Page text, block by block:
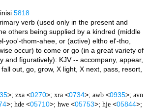
5818
verb (used only in the present and
others being supplied by a kindred (middle
yoo'-thom-ahee, or (active) eltho el'-tho,
occur) to come or go (in a great variety of
and figuratively): KJV -- accompany, appear,
out, go, grow, X light, X next, pass, resort,
>; zxa <0270>; xra <0734>; awb <0935>; avn
>;hde <05710>;hwe <05753>;hje <05844>;